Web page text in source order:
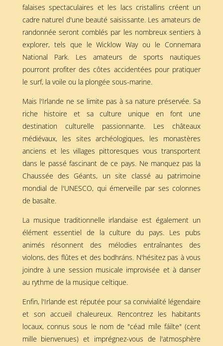
falaises spectaculaires et les lacs cristallins créent un
cadre naturel d'une beauté saisissante. Les amateurs de
randonnée seront comblés par les nombreux sentiers à
explorer, tels que le Wicklow Way ou le Connemara
National Park. Les amateurs de sports nautiques
pourront profiter des côtes accidentées pour pratiquer
le surf, la voile ou la plongée sous-marine.
Mais l'Irlande ne se limite pas à sa nature préservée. Sa
riche histoire et sa culture unique en font une
destination culturelle passionnante. Les châteaux
médiévaux, les sites archéologiques, les monastères
anciens et les villages pittoresques vous transportent
dans le passé fascinant de ce pays. Ne manquez pas la
Chaussée des Géants, un site classé au patrimoine
mondial de l'UNESCO, qui émerveille par ses colonnes
de basalte.
La musique traditionnelle irlandaise est également un
élément essentiel de la culture du pays. Les pubs
animés résonnent des mélodies entraînantes des
violons, des flûtes et des bodhráns. N'hésitez pas à vous
joindre à une session musicale improvisée et à danser
au rythme de la musique celtique.
Enfin, l'Irlande est réputée pour sa convivialité légendaire
et son accueil chaleureux. Rencontrez les habitants
locaux, connus sous le nom de "céad míle fáilte" (cent
mille bienvenues) et imprégnez-vous de l'atmosphère